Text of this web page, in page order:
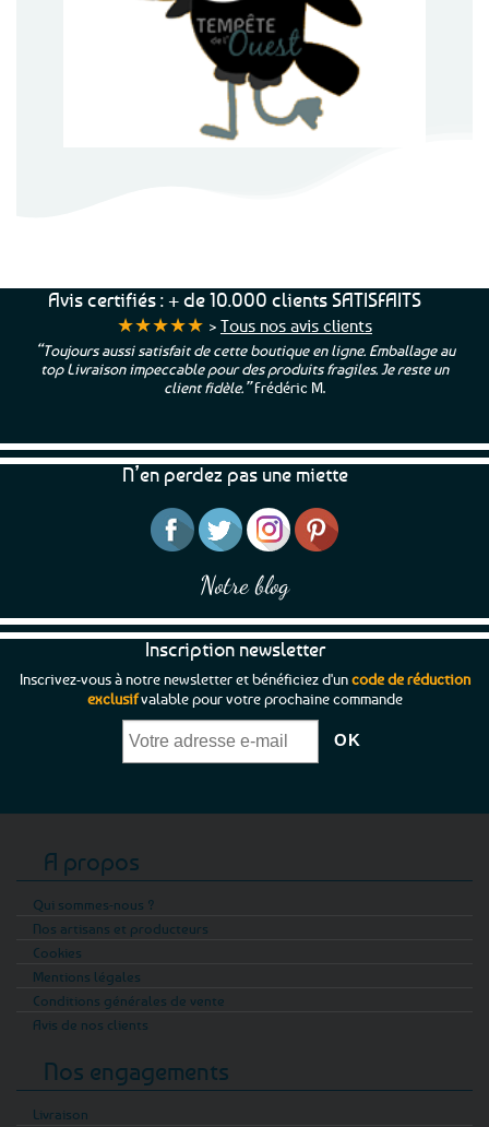
Avis certifiés : + de 10.000 clients SATISFAITS
★★★★★ > Tous nos avis clients
“Toujours aussi satisfait de cette boutique en ligne. Emballage au
top Livraison impeccable pour des produits fragiles. Je reste un
client fidèle.”Frédéric M.
N’en perdez pas une miette
Notre blog
Inscription newsletter
Inscrivez-vous à notre newsletter et bénéficiez d'uncode de réduction
exclusifvalable pour votre prochaine commande
A propos
Qui sommes-nous ?
Nos artisans et producteurs
Cookies
Mentions légales
Conditions générales de vente
Avis de nos clients
Nos engagements
Livraison